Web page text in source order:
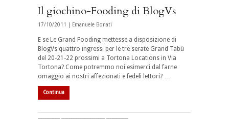
Il giochino-Fooding di BlogVs
17/10/2011 | Emanuele Bonati
E se Le Grand Fooding mettesse a disposizione di
BlogVs quattro ingressi per le tre serate Grand Tabù
del 20-21-22 prossimi a Tortona Locations in Via
Tortona? Come potremmo noi esimerci dal farne
omaggio ai nostri affezionati e fedeli lettori? …
Continua